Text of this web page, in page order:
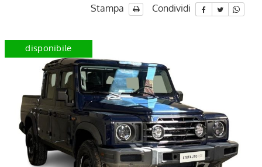
Stampa Condividi
disponibile